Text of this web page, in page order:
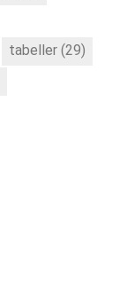
tabeller (29)